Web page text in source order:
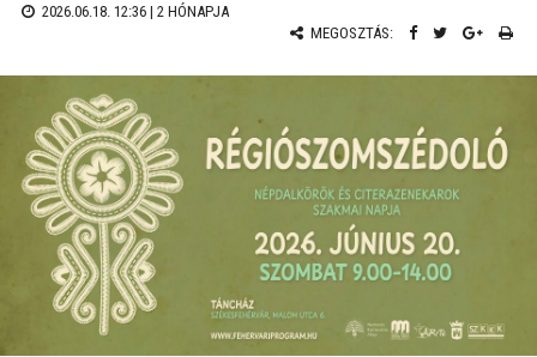
2026.06.18. 12:36 | 2 HÓNAPJA
MEGOSZTÁS: